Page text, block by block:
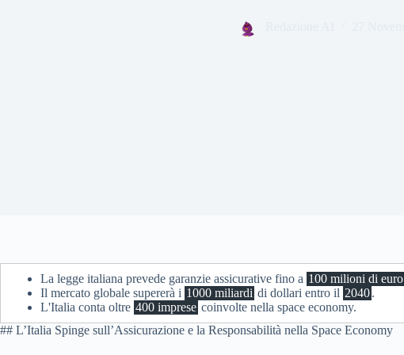
La legge italiana prevede garanzie assicurative fino a 100 milioni di euro
Il mercato globale supererà i 1000 miliardi di dollari entro il 2040.
L'Italia conta oltre 400 imprese coinvolte nella space economy.
## L’Italia Spinge sull’Assicurazione e la Responsabilità nella Space Economy